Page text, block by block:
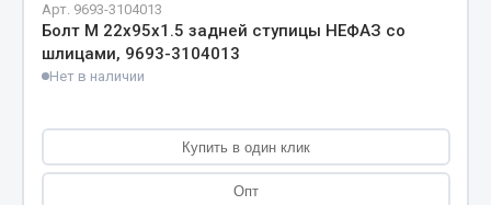
Соединительные элементы
Адаптеры и переходники
Тройники
Арт. 9693-3104013
Болт М 22х95х1.5 задней ступицы НЕФАЗ со
шлицами, 9693-3104013
Нет в наличии
Купить в один клик
Опт